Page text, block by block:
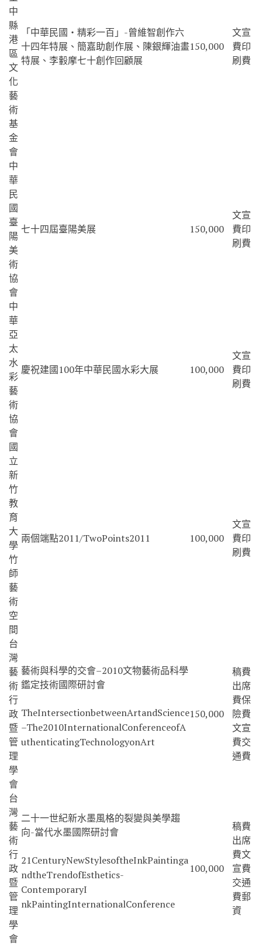
中
縣
港
區
文
化
藝
術
基
金
會
「中華民國‧精彩一百」-曾維智創作六
十四年特展、簡嘉助創作展、陳銀輝油畫
特展、李轂摩七十創作回顧展
150,000
文宣
費印
刷費
中
華
民
國
臺
陽
美
術
協
會
七十四屆臺陽美展 150,000
文宣
費印
刷費
中
華
亞
太
水
彩
藝
術
協
會
慶祝建國100年中華民國水彩大展 100,000
文宣
費印
刷費
國
立
新
竹
教
育
大
學
竹
師
藝
術
空
間
兩個端點2011/TwoPoints2011 100,000
文宣
費印
刷費
台
灣
藝
術
行
政
暨
管
理
學
會
藝術與科學的交會–2010文物藝術品科學
鑑定技術國際研討會
TheIntersectionbetweenArtandScience
–The2010InternationalConferenceofA
uthenticatingTechnologyonArt
150,000
稿費
出席
費保
險費
文宣
費交
通費
台
灣
藝
術
行
政
暨
管
理
學
會
二十一世紀新水墨風格的裂變與美學趨
向-當代水墨國際研討會
21CenturyNewStylesoftheInkPaintinga
ndtheTrendofEsthetics-
ContemporaryI
nkPaintingInternationalConference
100,000
稿費
出席
費文
宣費
交通
費郵
資